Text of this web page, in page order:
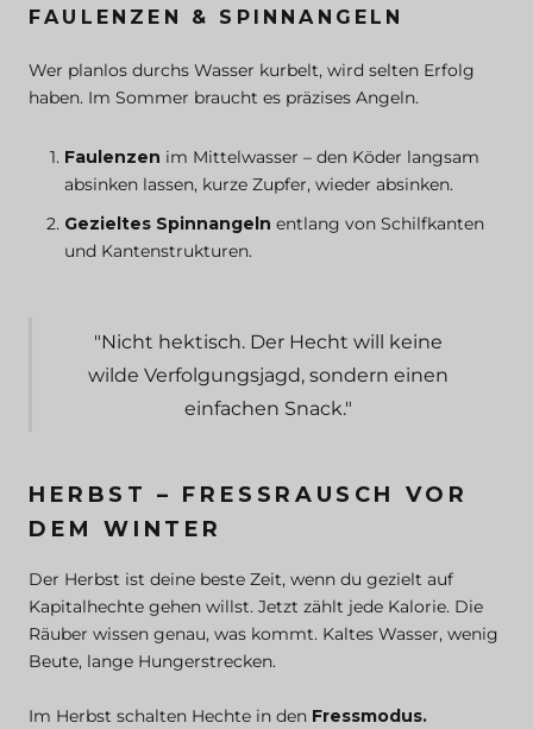
FAULENZEN & SPINNANGELN
Wer planlos durchs Wasser kurbelt, wird selten Erfolg
haben. Im Sommer braucht es präzises Angeln.
Faulenzen im Mittelwasser – den Köder langsam
absinken lassen, kurze Zupfer, wieder absinken.
Gezieltes Spinnangeln entlang von Schilfkanten
und Kantenstrukturen.
"Nicht hektisch. Der Hecht will keine
wilde Verfolgungsjagd, sondern einen
einfachen Snack."
HERBST – FRESSRAUSCH VOR
DEM WINTER
Der Herbst ist deine beste Zeit, wenn du gezielt auf
Kapitalhechte gehen willst. Jetzt zählt jede Kalorie. Die
Räuber wissen genau, was kommt. Kaltes Wasser, wenig
Beute, lange Hungerstrecken.
Im Herbst schalten Hechte in den Fressmodus.